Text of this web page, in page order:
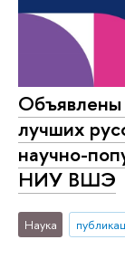
лучших
научно-
НИУ ВШЭ
Наука